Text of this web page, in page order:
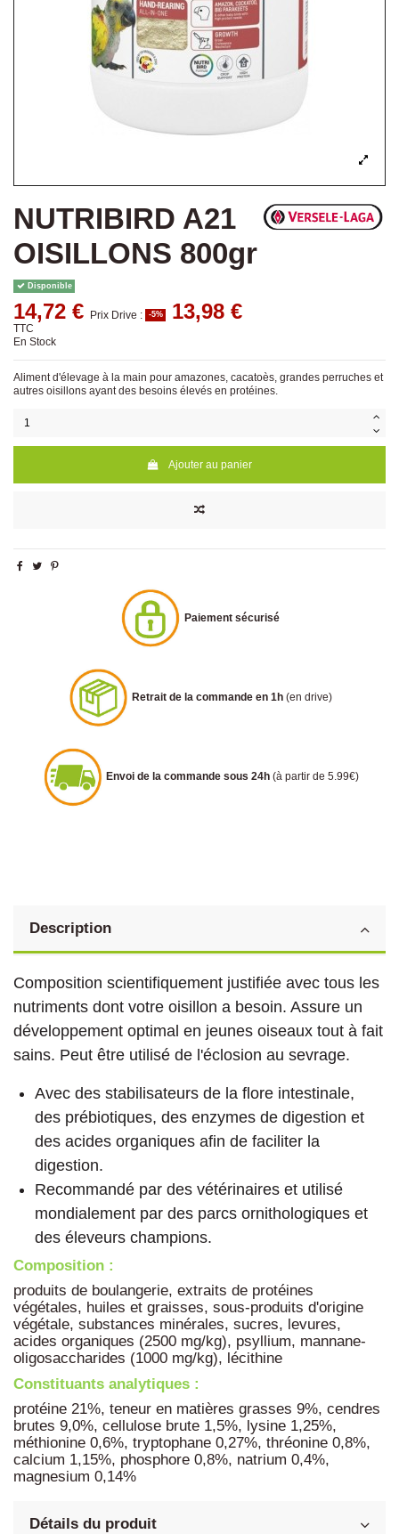
NUTRIBIRD A21
OISILLONS 800gr
Disponible
14,72 € Prix Drive : -5% 13,98 €
TTC
En Stock
Aliment d'élevage à la main pour amazones, cacatoès, grandes perruches et
autres oisillons ayant des besoins élevés en protéines.
Ajouter au panier
Paiement sécurisé
Retrait de la commande en 1h (en drive)
Envoi de la commande sous 24h (à partir de 5.99€)
Description
Composition scientifiquement justifiée avec tous les
nutriments dont votre oisillon a besoin. Assure un
développement optimal en jeunes oiseaux tout à fait
sains. Peut être utilisé de l'éclosion au sevrage.
Avec des stabilisateurs de la flore intestinale,
des prébiotiques, des enzymes de digestion et
des acides organiques afin de faciliter la
digestion.
Recommandé par des vétérinaires et utilisé
mondialement par des parcs ornithologiques et
des éleveurs champions.
Composition :
produits de boulangerie, extraits de protéines
végétales, huiles et graisses, sous-produits d'origine
végétale, substances minérales, sucres, levures,
acides organiques (2500 mg/kg), psyllium, mannane-
oligosaccharides (1000 mg/kg), lécithine
Constituants analytiques :
protéine 21%, teneur en matières grasses 9%, cendres
brutes 9,0%, cellulose brute 1,5%, lysine 1,25%,
méthionine 0,6%, tryptophane 0,27%, thréonine 0,8%,
calcium 1,15%, phosphore 0,8%, natrium 0,4%,
magnesium 0,14%
Détails du produit